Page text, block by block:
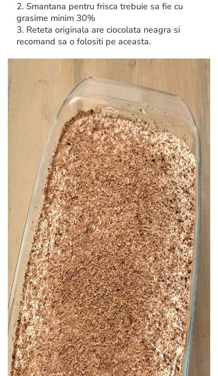
2. Smantana pentru frisca trebuie sa fie cu
grasime minim 30%
3. Reteta originala are ciocolata neagra si
recomand sa o folositi pe aceasta.